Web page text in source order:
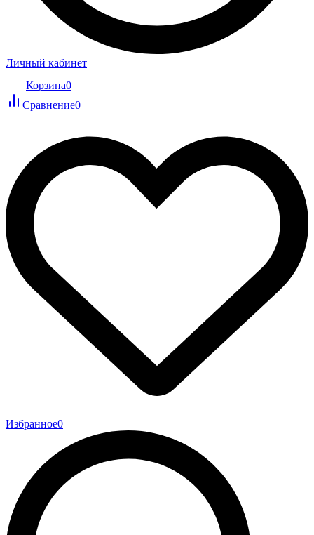
Личный кабинет
Корзина0
Сравнение0
Избранное0